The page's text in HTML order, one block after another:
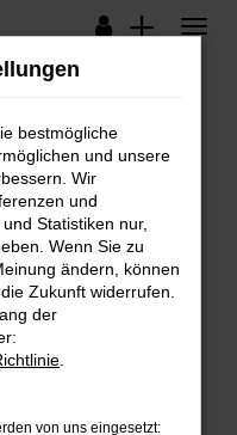
helfen können:
und deine
Beispiel deine
bestmögliche
und unsere
Wir
und
Statistiken nur,
Wenn Sie zu
ändern, können
Zukunft widerrufen.
der
von uns eingesetzt: